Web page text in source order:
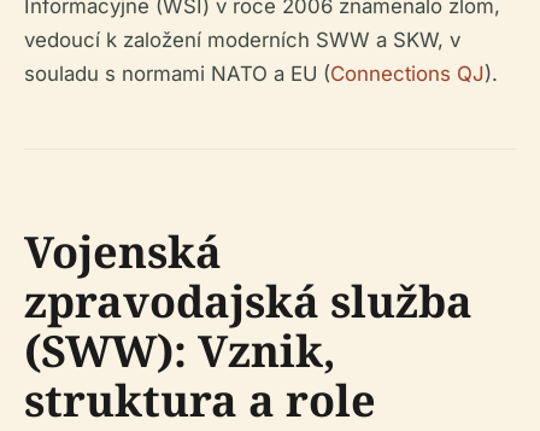
Informacyjne (WSI) v roce 2006 znamenalo zlom,
vedoucí k založení moderních SWW a SKW, v
souladu s normami NATO a EU (Connections QJ).
Vojenská
zpravodajská služba
(SWW): Vznik,
struktura a role